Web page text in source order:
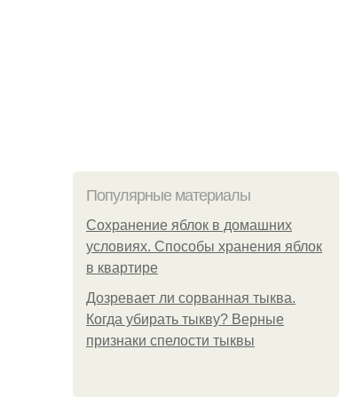
Популярные материалы
Сохранение яблок в домашних
условиях. Способы хранения яблок
в квартире
Дозревает ли сорванная тыква.
Когда убирать тыкву? Верные
признаки спелости тыквы